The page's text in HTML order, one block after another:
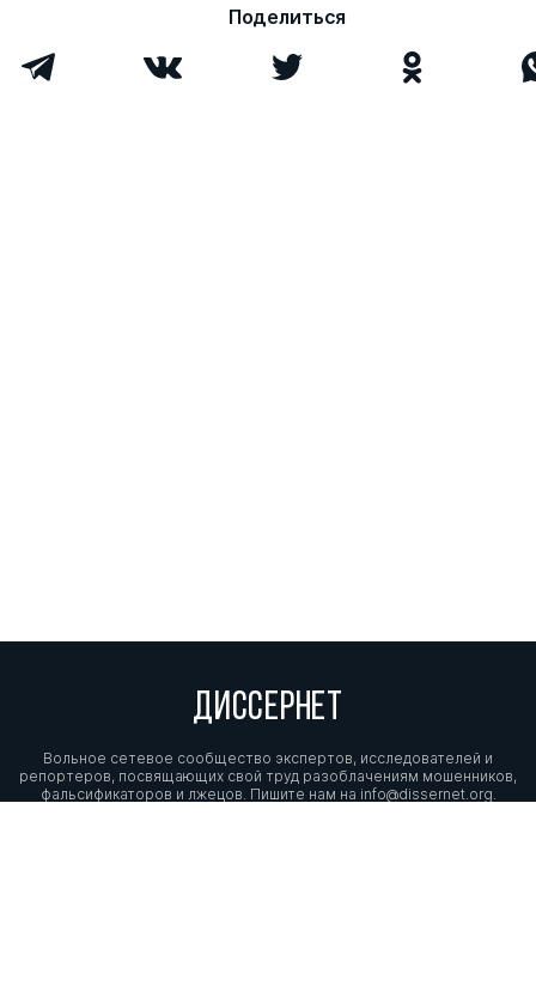
Поделиться
ДИССЕРНЕТ
Вольное сетевое сообщество экспертов, исследователей и
репортеров, посвящающих свой труд разоблачениям мошенников,
фальсификаторов и лжецов. Пишите нам на info@dissernet.org.